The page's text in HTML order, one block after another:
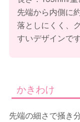
先端から内側に
落としにくく、
すいデザインです
かきわけ
先端の細さで掻き